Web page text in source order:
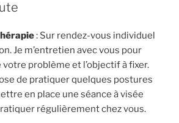
: Sur rendez-vous individuel
Je m’entretien avec vous pour
problème et l’objectif à fixer.
de pratiquer quelques postures
en place une séance à visée
régulièrement chez vous.